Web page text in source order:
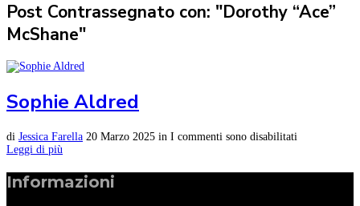
Post Contrassegnato con: "Dorothy “Ace”
McShane"
Sophie Aldred
di Jessica Farella 20 Marzo 2025 in I commenti sono disabilitati
Leggi di più
Informazioni